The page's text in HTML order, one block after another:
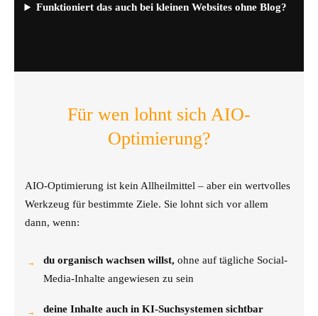
Funktioniert das auch bei kleinen Websites ohne Blog?
Für wen lohnt sich AIO-
Optimierung?
AIO-Optimierung ist kein Allheilmittel – aber ein wertvolles
Werkzeug für bestimmte Ziele. Sie lohnt sich vor allem
dann, wenn:
du organisch wachsen willst, ohne auf tägliche Social-
Media-Inhalte angewiesen zu sein
deine Inhalte auch in KI-Suchsystemen sichtbar